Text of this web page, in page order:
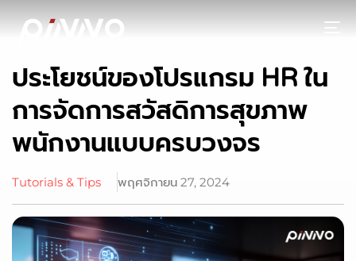
ประโยชน์ของโปรแกรม HR ใน
การจัดการสวัสดิการสุขภาพ
พนักงานแบบครบวงจร
Tutorials & Tips พฤศจิกายน 27, 2024